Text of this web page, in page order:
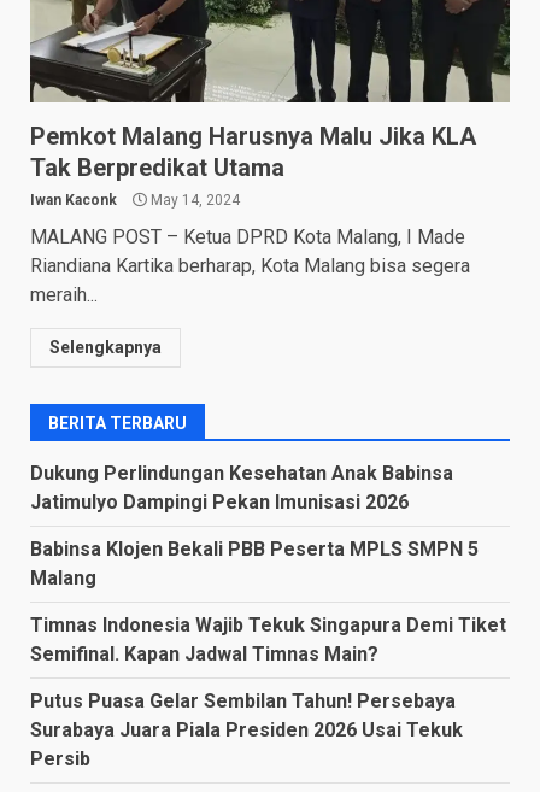
Pemkot Malang Harusnya Malu Jika KLA
Tak Berpredikat Utama
Iwan Kaconk May 14, 2024
MALANG POST – Ketua DPRD Kota Malang, I Made
Riandiana Kartika berharap, Kota Malang bisa segera
meraih...
Selengkapnya
BERITA TERBARU
Dukung Perlindungan Kesehatan Anak Babinsa
Jatimulyo Dampingi Pekan Imunisasi 2026
Babinsa Klojen Bekali PBB Peserta MPLS SMPN 5
Malang
Timnas Indonesia Wajib Tekuk Singapura Demi Tiket
Semifinal. Kapan Jadwal Timnas Main?
Putus Puasa Gelar Sembilan Tahun! Persebaya
Surabaya Juara Piala Presiden 2026 Usai Tekuk
Persib